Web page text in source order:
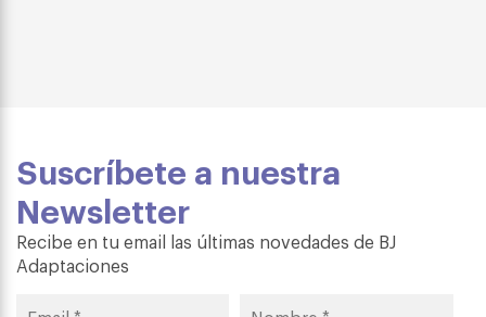
Suscríbete a nuestra
Newsletter
Recibe en tu email las últimas novedades de BJ
Adaptaciones